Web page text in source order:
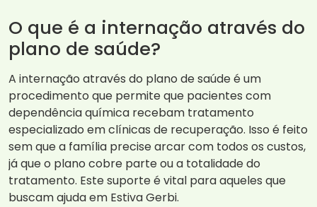
O que é a internação através do
plano de saúde?
A internação através do plano de saúde é um
procedimento que permite que pacientes com
dependência química recebam tratamento
especializado em clínicas de recuperação. Isso é feito
sem que a família precise arcar com todos os custos,
já que o plano cobre parte ou a totalidade do
tratamento. Este suporte é vital para aqueles que
buscam ajuda em Estiva Gerbi.